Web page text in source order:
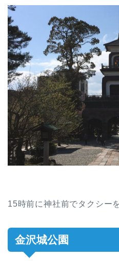
15時前に神社前でタクシー
金沢城公園